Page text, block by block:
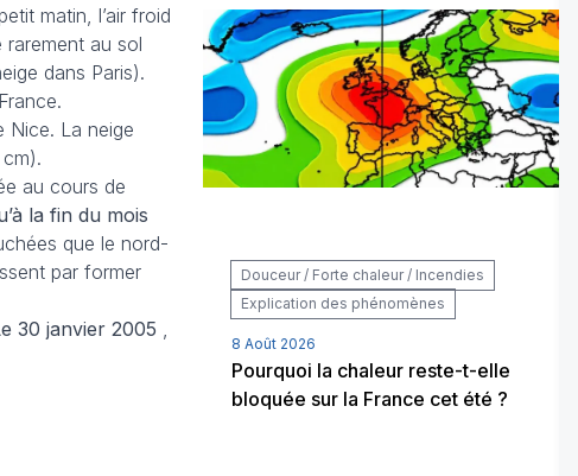
matin, l’air froid
au sol
dans Paris).
Nice. La neige
au cours de
la fin du mois
que le nord-
par former
30 janvier 2005
Douceur / Forte chaleur / Incendies
Explication des phénomènes
8 Août 2026
Pourquoi la chaleur reste-t-elle
bloquée sur la France cet été ?